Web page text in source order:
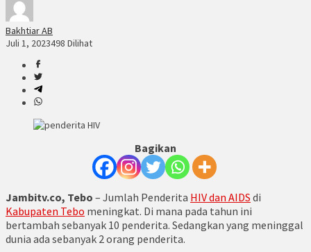
Bakhtiar AB
Juli 1, 2023498 Dilihat
Bagikan
Jambitv.co, Tebo – Jumlah Penderita HIV dan AIDS di
Kabupaten Tebo meningkat. Di mana pada tahun ini
bertambah sebanyak 10 penderita. Sedangkan yang meninggal
dunia ada sebanyak 2 orang penderita.